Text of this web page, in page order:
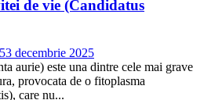
de vie (Candidatus
3 decembrie 2025
aurie) este una dintre cele mai grave
provocata de o fitoplasma
care nu...